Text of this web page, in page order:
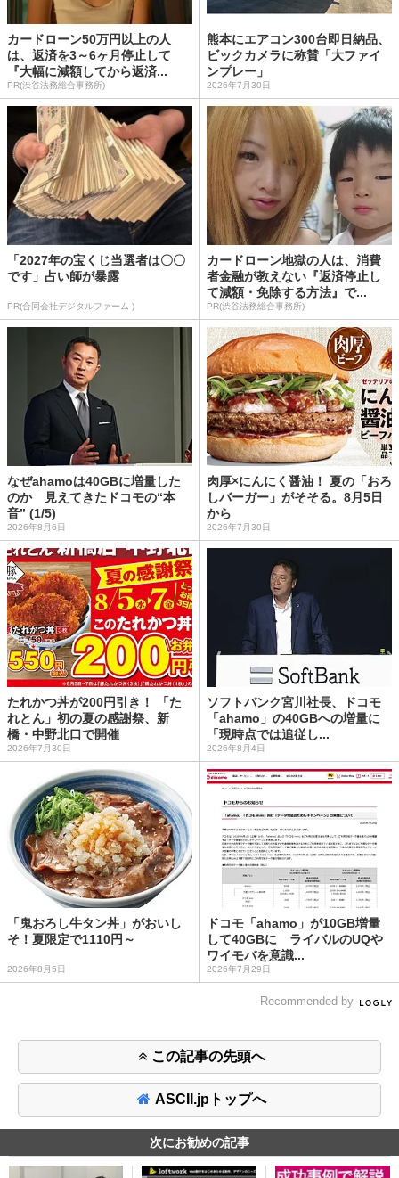
カードローン50万円以上の人
は、返済を3～6ヶ月停止して
『大幅に減額してから返済...
PR(渋谷法務総合事務所)
熊本にエアコン300台即日納品、
ビックカメラに称賛「大ファイ
ンプレー」
2026年7月30日
「2027年の宝くじ当選者は〇〇
です」占い師が暴露
PR(合同会社デジタルファーム )
カードローン地獄の人は、消費
者金融が教えない『返済停止し
て減額・免除する方法』で...
PR(渋谷法務総合事務所)
なぜahamoは40GBに増量した
のか 見えてきたドコモの“本
音” (1/5)
2026年8月6日
肉厚×にんにく醤油！ 夏の「おろ
しバーガー」がそそる。8月5日
から
2026年7月30日
たれかつ丼が200円引き！ 「た
れとん」初の夏の感謝祭、新
橋・中野北口で開催
2026年7月30日
ソフトバンク宮川社長、ドコモ
「ahamo」の40GBへの増量に
「現時点では追従し...
2026年8月4日
「鬼おろし牛タン丼」がおいし
そ！夏限定で1110円～
2026年8月5日
ドコモ「ahamo」が10GB増量
して40GBに ライバルのUQや
ワイモバを意識...
2026年7月29日
Recommended by
この記事の先頭へ
ASCII.jpトップへ
次にお勧めの記事